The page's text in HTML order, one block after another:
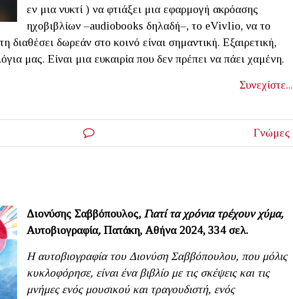
εν μια νυκτί ) να φτιάξει μια εφαρμογή ακρόασης
ηχοβιβλίων –audiobooks δηλαδή–, το eVivlio, να το
διαθέσει δωρεάν στο κοινό είναι σημαντική. Εξαιρετική,
μας. Είναι μια ευκαιρία που δεν πρέπει να πάει χαμένη.
Συνεχίστε...
Γνώμες
Διονύσης Σαββόπουλος, Γιατί τα χρόνια τρέχουν χύμα,
Αυτοβιογραφία, Πατάκη, Αθήνα 2024, 334 σελ.
Η αυτοβιογραφία του Διονύση Σαββόπουλου, που μόλις
κυκλοφόρησε, είναι ένα βιβλίο με τις σκέψεις και τις
μνήμες ενός μουσικού και τραγουδιστή, ενός